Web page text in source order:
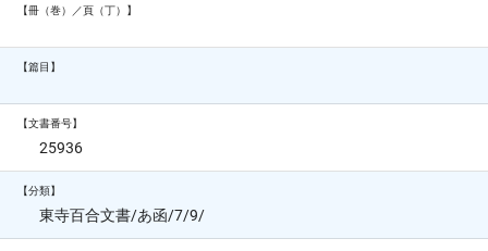
【冊（巻）／頁（丁）】
【篇目】
【文書番号】
25936
【分類】
東寺百合文書/あ函/7/9/